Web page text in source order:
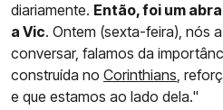
diariamente. Então, foi um
a Vic. Ontem (sexta-feira), nós
conversar, falamos da
construída no Corinthians,
e que estamos ao lado dela."